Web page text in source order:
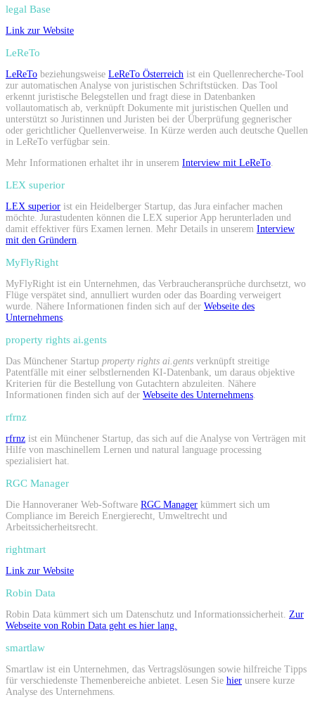
legal Base
Link zur Website
LeReTo
LeReTo beziehungsweise LeReTo Österreich ist ein Quellenrecherche-Tool
zur automatischen Analyse von juristischen Schriftstücken. Das Tool
erkennt juristische Belegstellen und fragt diese in Datenbanken
vollautomatisch ab, verknüpft Dokumente mit juristischen Quellen und
unterstützt so Juristinnen und Juristen bei der Überprüfung gegnerischer
oder gerichtlicher Quellenverweise. In Kürze werden auch deutsche Quellen
in LeReTo verfügbar sein.
Mehr Informationen erhaltet ihr in unserem Interview mit LeReTo
LEX superior
LEX superior ist ein Heidelberger Startup, das Jura einfacher machen
möchte. Jurastudenten können die LEX superior App herunterladen und
damit effektiver fürs Examen lernen. Mehr Details in unserem Interview
mit den Gründern
MyFlyRight
MyFlyRight ist ein Unternehmen, das Verbraucheransprüche durchsetzt, wo
Flüge verspätet sind, annulliert wurden oder das Boarding verweigert
wurde. Nähere Informationen finden sich auf der Webseite des
Unternehmens
property rights ai.gents
Das Münchener Startup property rights ai.gents verknüpft streitige
Patentfälle mit einer selbstlernenden KI-Datenbank, um daraus objektive
Kriterien für die Bestellung von Gutachtern abzuleiten. Nähere
Informationen finden sich auf der Webseite des Unternehmens
rfrnz
rfrnz ist ein Münchener Startup, das sich auf die Analyse von Verträgen mit
Hilfe von maschinellem Lernen und natural language processing
spezialisiert hat.
RGC Manager
Die Hannoveraner Web-Software RGC Manager kümmert sich um
Compliance im Bereich Energierecht, Umweltrecht und
Arbeitssicherheitsrecht.
rightmart
Link zur Website
Robin Data
Robin Data kümmert sich um Datenschutz und Informationssicherheit. Zur
Webseite von Robin Data geht es hier lang.
smartlaw
Smartlaw ist ein Unternehmen, das Vertragslösungen sowie hilfreiche Tipps
für verschiedenste Themenbereiche anbietet. Lesen Sie hier unsere kurze
Analyse des Unternehmens.